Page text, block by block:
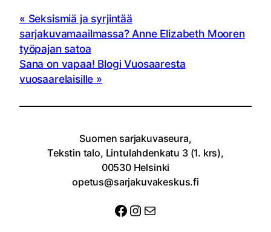
Seksismiä ja syrjintää
sarjakuvamaailmassa? Anne Elizabeth Mooren
työpajan satoa
Sana on vapaa! Blogi Vuosaaresta
vuosaarelaisille
Suomen sarjakuvaseura,
Tekstin talo, Lintulahdenkatu 3 (1. krs),
00530 Helsinki
opetus@sarjakuvakeskus.fi
Facebook
Instagram
Sähköposti